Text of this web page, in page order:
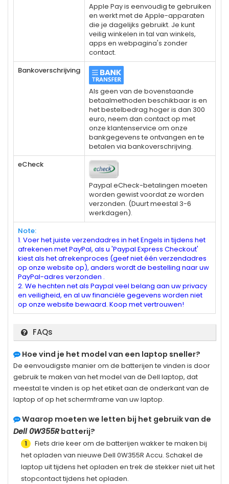
Apple Pay is eenvoudig te gebruiken
en werkt met de Apple-apparaten
die je dagelijks gebruikt. Je kunt
veilig winkelen in tal van winkels,
apps en webpagina's zonder
contact.
Bankoverschrijving
Als geen van de bovenstaande
betaalmethoden beschikbaar is en
het bestelbedrag hoger is dan 300
euro, neem dan contact op met
onze klantenservice om onze
bankgegevens te ontvangen en te
betalen via bankoverschrijving.
eCheck
Paypal eCheck-betalingen moeten
worden gewist voordat ze worden
verzonden. (Duurt meestal 3-6
werkdagen).
Note:
1. Voer het juiste verzendadres in het Engels in tijdens het
afrekenen met PayPal, als u 'Paypal Express Checkout'
kiest als het afrekenproces (geef niet één verzendadres
op onze website op), anders wordt de bestelling naar uw
PayPal-adres verzonden .
2. We hechten net als Paypal veel belang aan uw privacy
en veiligheid, en al uw financiële gegevens worden niet
op onze website bewaard. Koop met vertrouwen!
FAQs
Hoe vind je het model van een laptop sneller?
De eenvoudigste manier om de batterijen te vinden is door
gebruik te maken van het model van de Dell laptop, dat
meestal te vinden is op het etiket aan de onderkant van de
laptop of op het schermframe van uw laptop.
Waarop moeten we letten bij het gebruik van de
Dell 0W355Rbatterij?
1
Fiets drie keer om de batterijen wakker te maken bij
het opladen van nieuwe Dell 0W355R Accu. Schakel de
laptop uit tijdens het opladen en trek de stekker niet uit het
stopcontact tijdens het opladen.